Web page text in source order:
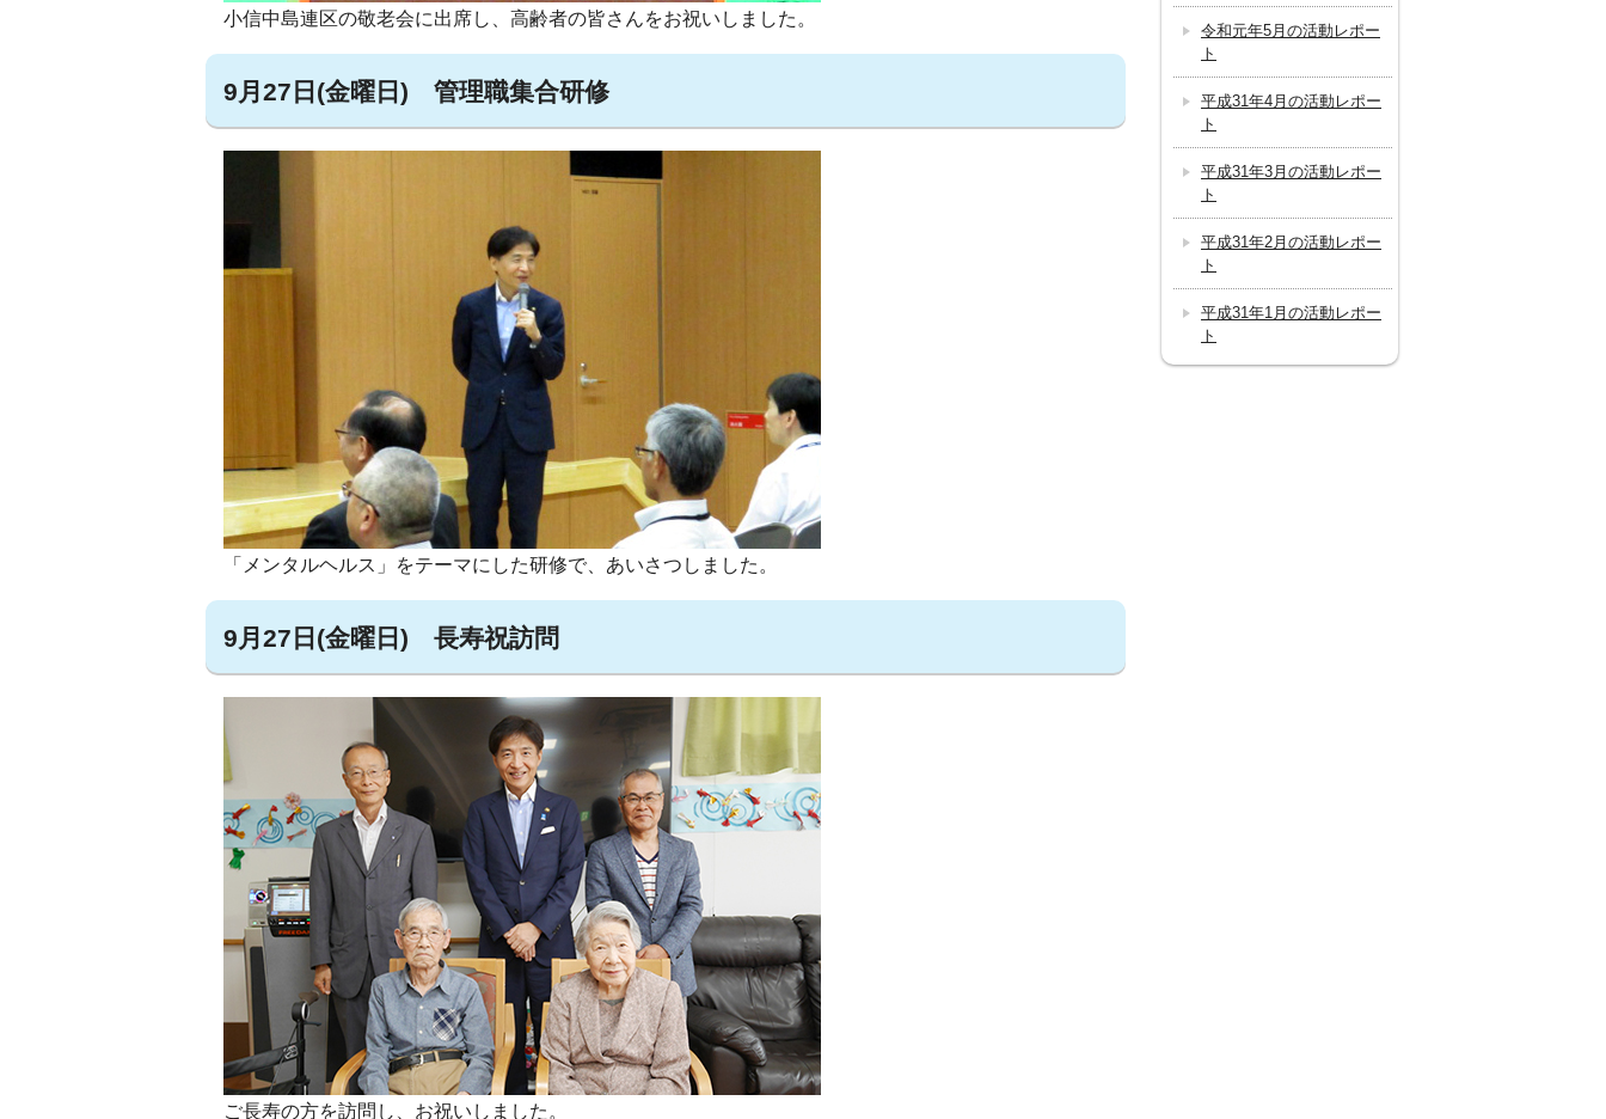
小信中島連区の敬老会に出席し、高齢者の皆さんをお祝いしました。
9月27日(金曜日) 管理職集合研修
「メンタルヘルス」をテーマにした研修で、あいさつしました。
9月27日(金曜日) 長寿祝訪問
ご長寿の方を訪問し、お祝いしました。
令和元年5月の活動レポー
ト
平成31年4月の活動レポー
ト
平成31年3月の活動レポー
ト
平成31年2月の活動レポー
ト
平成31年1月の活動レポー
ト